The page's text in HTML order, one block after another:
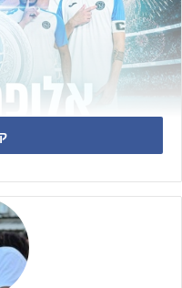
ארבעה מחזורים לסיום
הפתיחה של הפלייאוף כשהיא
התיקו של מכבי נוג'ידאת מול